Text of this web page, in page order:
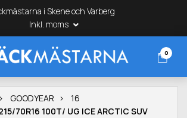
i Skene och Varberg
Inkl. moms
0
GOODYEAR
16
70R16 100T/ UG ICE ARCTIC SUV